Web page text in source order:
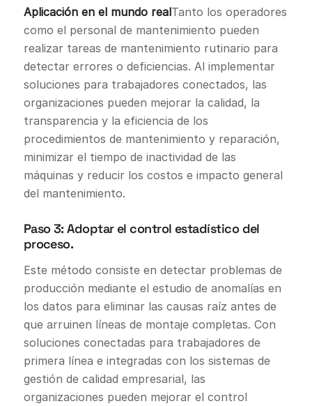
Aplicación en el mundo realTanto los operadores
como el personal de mantenimiento pueden
realizar tareas de mantenimiento rutinario para
detectar errores o deficiencias. Al implementar
soluciones para trabajadores conectados, las
organizaciones pueden mejorar la calidad, la
transparencia y la eficiencia de los
procedimientos de mantenimiento y reparación,
minimizar el tiempo de inactividad de las
máquinas y reducir los costos e impacto general
del mantenimiento.
Paso 3: Adoptar el control estadístico del
proceso.
Este método consiste en detectar problemas de
producción mediante el estudio de anomalías en
los datos para eliminar las causas raíz antes de
que arruinen líneas de montaje completas. Con
soluciones conectadas para trabajadores de
primera línea e integradas con los sistemas de
gestión de calidad empresarial, las
organizaciones pueden mejorar el control